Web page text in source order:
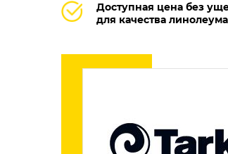
Доступная цена без
для качества линолеума